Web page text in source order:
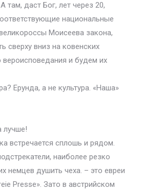
там, даст Бог, лет через 20,
национальные
Моисеева закона,
сверху вниз на ковенских
вероисповедания и будем их
Ерунда, а не культура. «Наша»
лучше!
встречается сплошь и рядом.
наиболее резко
немцев душить чеха. – это евреи
Presse». Зато в австрийском